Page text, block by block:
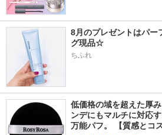
8月のプレゼントはパー
グ現品☆
ちふれ
低価格の域を超えた厚
ンデにもマルチに対応
万能パフ。 【質感とコ